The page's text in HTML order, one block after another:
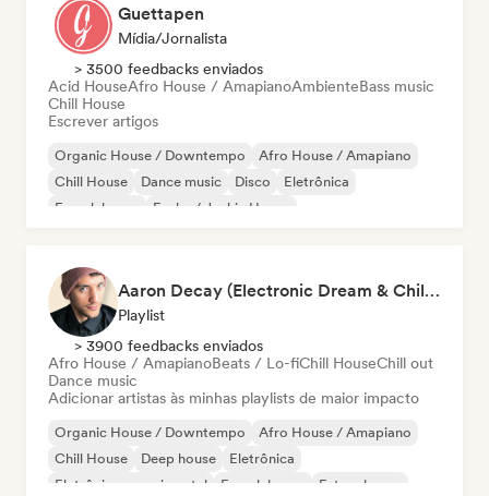
Guettapen
Mídia/Jornalista
> 3500 feedbacks enviados
Acid HouseAfro House / AmapianoAmbienteBass music
Chill House
Escrever artigos
Organic House / Downtempo
Afro House / Amapiano
Chill House
Dance music Disco
Eletrônica
French house
Funky / Jackin House
Aaron Decay (Electronic Dream & Chill Electronic Dream playlists)
Playlist
> 3900 feedbacks enviados
Afro House / AmapianoBeats / Lo-fiChill HouseChill out
Dance music
Adicionar artistas às minhas playlists de maior impacto
Organic House / Downtempo
Afro House / Amapiano
Chill House
Deep house
Eletrônica
Eletrônica experimental
French house Future house